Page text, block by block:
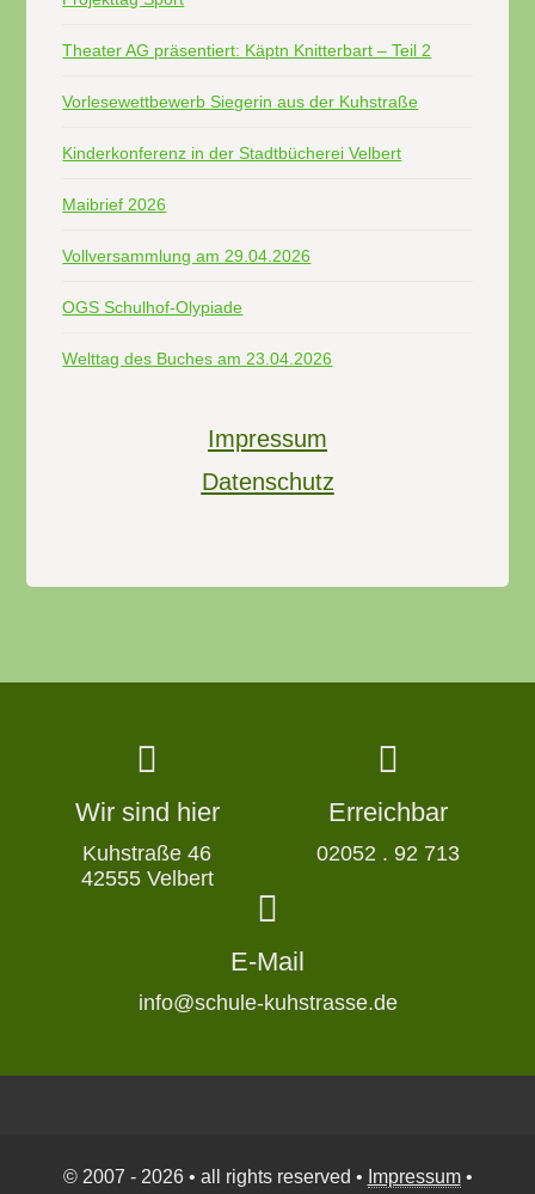
Theater AG präsentiert: Käptn Knitterbart – Teil 2
Vorlesewettbewerb Siegerin aus der Kuhstraße
Kinderkonferenz in der Stadtbücherei Velbert
Maibrief 2026
Vollversammlung am 29.04.2026
OGS Schulhof-Olypiade
Welttag des Buches am 23.04.2026
Impressum
Datenschutz
Wir sind hier
Kuhstraße 46
42555 Velbert
Erreichbar
02052 . 92 713
E-Mail
info@schule-kuhstrasse.de
© 2007 - 2026 • all rights reserved • Impressum•